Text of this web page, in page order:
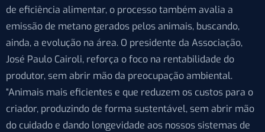
de eficiência alimentar, o processo também avalia a
emissão de metano gerados pelos animais, buscando,
ainda, a evolução na área. O presidente da Associação,
José Paulo Cairoli, reforça o foco na rentabilidade do
produtor, sem abrir mão da preocupação ambiental.
“Animais mais eficientes e que reduzem os custos para o
criador, produzindo de forma sustentável, sem abrir mão
do cuidado e dando longevidade aos nossos sistemas de